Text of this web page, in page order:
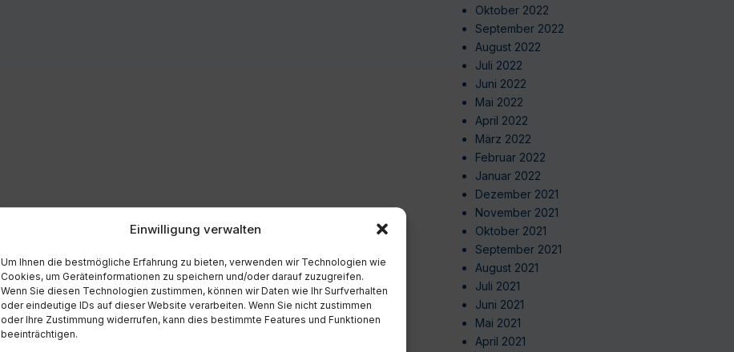
Einwilligung verwalten
Um Ihnen die bestmögliche Erfahrung zu bieten, verwenden wir Technologien wie
Cookies, um Geräteinformationen zu speichern und/oder darauf zuzugreifen.
Wenn Sie diesen Technologien zustimmen, können wir Daten wie Ihr Surfverhalten
oder eindeutige IDs auf dieser Website verarbeiten. Wenn Sie nicht zustimmen
oder Ihre Zustimmung widerrufen, kann dies bestimmte Features und Funktionen
beeinträchtigen.
Oktober 2022
September 2022
August 2022
Juli 2022
Juni 2022
Mai 2022
April 2022
März 2022
Februar 2022
Januar 2022
Dezember 2021
November 2021
Oktober 2021
September 2021
August 2021
Juli 2021
Juni 2021
Mai 2021
April 2021